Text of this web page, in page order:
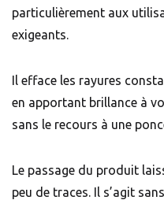
particulièrement aux
exigeants.
Il efface les rayures
en apportant brillance à
sans le recours à une
Le passage du produit
peu de traces. Il s’agit